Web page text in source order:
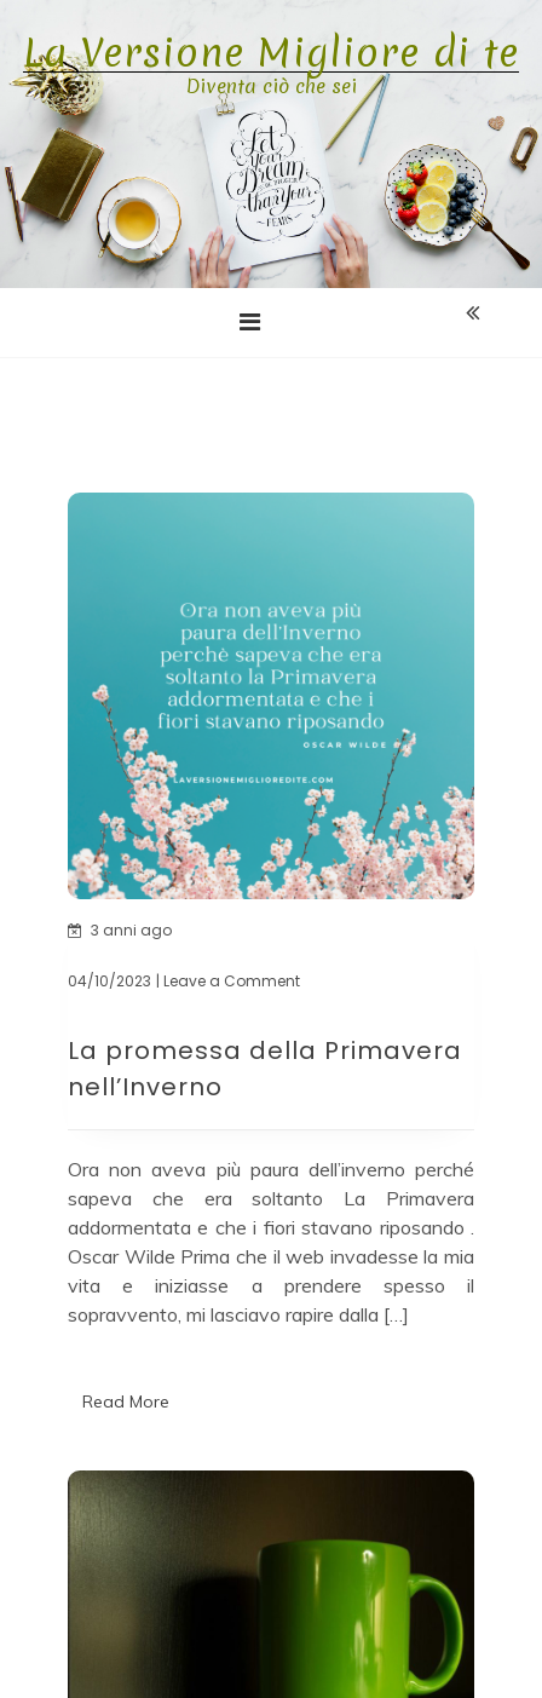
content
La Versione Migliore di te
Diventa ciò che sei
3 anni ago
04/10/2023 | Leave a Comment
della
La promessa della Primavera
nell’Inverno
Ora non aveva più paura dell’inverno perché
sapeva che era soltanto La Primavera
addormentata e che i fiori stavano riposando .
Oscar Wilde Prima che il web invadesse la mia
vita e iniziasse a prendere spesso il
sopravvento, mi lasciavo rapire dalla […]
Read More